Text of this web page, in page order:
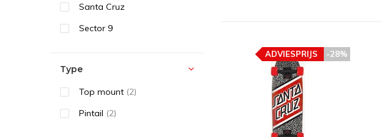
-28%
ADVIESPRIJS
Santa Cruz
Sector 9
Type
Top mount (2)
Pintail (2)